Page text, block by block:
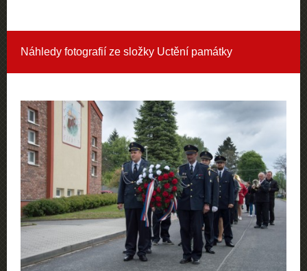
Náhledy fotografií ze složky Uctění památky